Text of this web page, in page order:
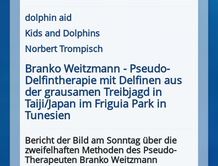
dolphin aid
Kids and Dolphins
Norbert Trompisch
Branko Weitzmann - Pseudo-
Delfintherapie mit Delfinen aus
der grausamen Treibjagd in
Taiji/Japan im Friguia Park in
Tunesien
Bericht der Bild am Sonntag über die
zweifelhaften Methoden des Pseudo-
Therapeuten Branko Weitzmann